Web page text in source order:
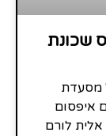
שכונת
מסעדת
איפסום
אלית לורם